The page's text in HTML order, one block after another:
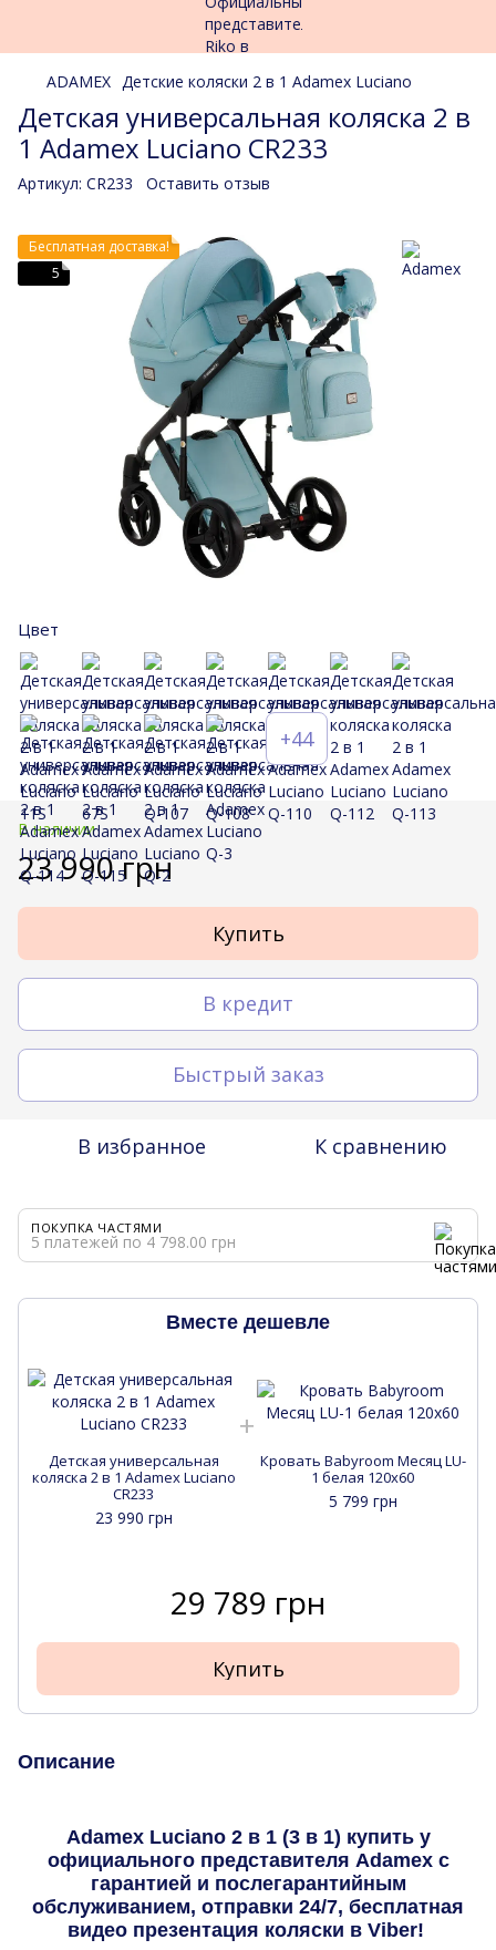
ADAMEX Детские коляски 2 в 1 Adamex Luciano
Детская универсальная коляска 2 в
1 Adamex Luciano CR233
Артикул: CR233 Оставить отзыв
Бесплатная доставка!
5
Цвет
+44
В наличии
23 990 грн
Купить
В кредит
Быстрый заказ
В избранное К сравнению
ПОКУПКА ЧАСТЯМИ
5 платежей по 4 798.00 грн
Вместе дешевле
Детская универсальная
коляска 2 в 1 Adamex Luciano
CR233
23 990 грн
Кровать Babyroom Месяц LU-
1 белая 120x60
5 799 грн
29 789 грн
Купить
Описание
Adamex Luciano 2 в 1 (3 в 1) купить у
официального представителя Adamex с
гарантией и послегарантийным
обслуживанием, отправки 24/7, бесплатная
видео презентация коляски в Viber!